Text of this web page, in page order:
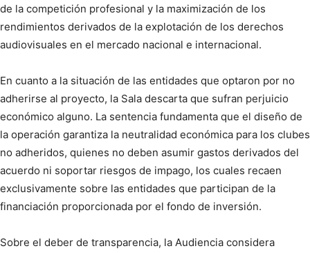
de la competición profesional y la maximización de los
rendimientos derivados de la explotación de los derechos
audiovisuales en el mercado nacional e internacional.
En cuanto a la situación de las entidades que optaron por no
adherirse al proyecto, la Sala descarta que sufran perjuicio
económico alguno. La sentencia fundamenta que el diseño de
la operación garantiza la neutralidad económica para los clubes
no adheridos, quienes no deben asumir gastos derivados del
acuerdo ni soportar riesgos de impago, los cuales recaen
exclusivamente sobre las entidades que participan de la
financiación proporcionada por el fondo de inversión.
Sobre el deber de transparencia, la Audiencia considera